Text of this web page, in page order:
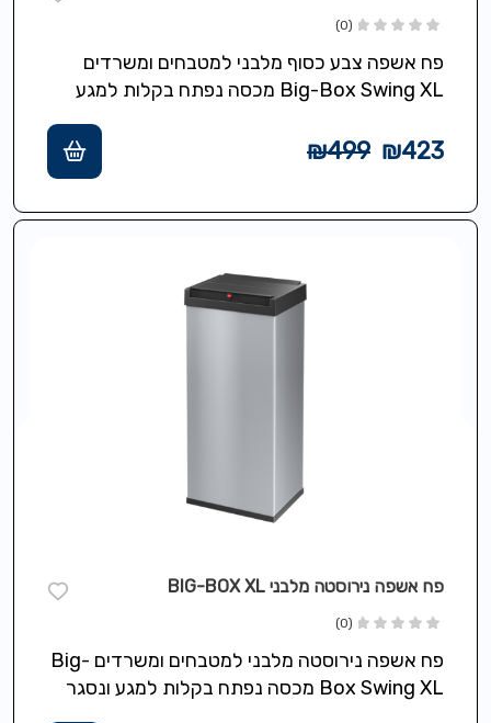
(0)
פח אשפה צבע כסוף מלבני למטבחים ומשרדים
Big-Box Swing XL מכסה נפתח בקלות למגע
להידוק…
₪499 ₪423
פח אשפה נירוסטה מלבני BIG-BOX XL
(0)
פח אשפה נירוסטה מלבני למטבחים ומשרדים Big-
Box Swing XL מכסה נפתח בקלות למגע ונסגר